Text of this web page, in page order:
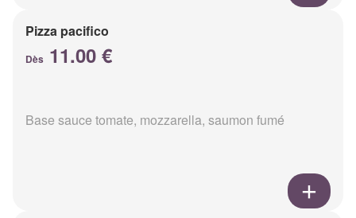
Pizza pacifico
Dès 11.00 €
Base sauce tomate, mozzarella, saumon fumé